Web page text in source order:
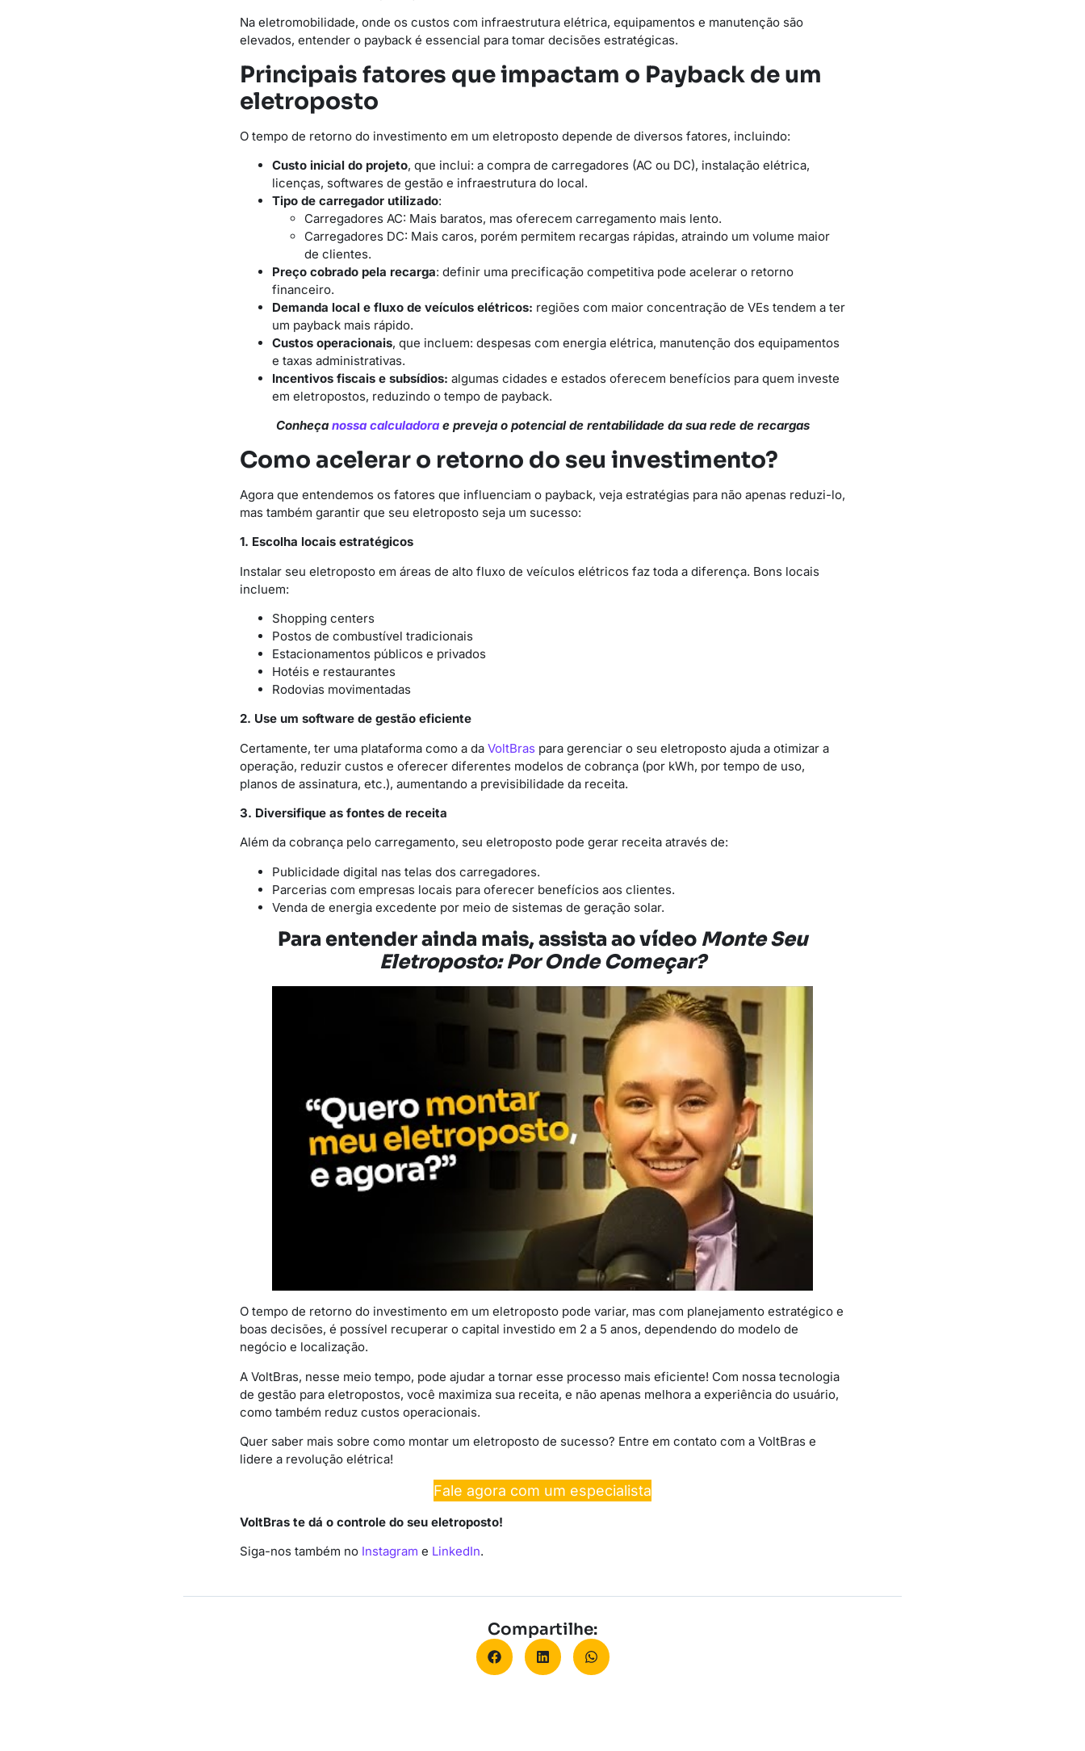
Na eletromobilidade, onde os custos com infraestrutura elétrica, equipamentos e manutenção são
elevados, entender o payback é essencial para tomar decisões estratégicas.
Principais fatores que impactam o Payback de um
eletroposto
O tempo de retorno do investimento em um eletroposto depende de diversos fatores, incluindo:
Custo inicial do projeto, que inclui: a compra de carregadores (AC ou DC), instalação elétrica,
licenças, softwares de gestão e infraestrutura do local.
Tipo de carregador utilizado:
Carregadores AC: Mais baratos, mas oferecem carregamento mais lento.
Carregadores DC: Mais caros, porém permitem recargas rápidas, atraindo um volume maior
de clientes.
Preço cobrado pela recarga: definir uma precificação competitiva pode acelerar o retorno
financeiro.
Demanda local e fluxo de veículos elétricos: regiões com maior concentração de VEs tendem a ter
um payback mais rápido.
Custos operacionais, que incluem: despesas com energia elétrica, manutenção dos equipamentos
e taxas administrativas.
Incentivos fiscais e subsídios: algumas cidades e estados oferecem benefícios para quem investe
em eletropostos, reduzindo o tempo de payback.
Conheça nossa calculadorae preveja o potencial de rentabilidade da sua rede de recargas
Como acelerar o retorno do seu investimento?
Agora que entendemos os fatores que influenciam o payback, veja estratégias para não apenas reduzi-lo,
mas também garantir que seu eletroposto seja um sucesso:
1. Escolha locais estratégicos
Instalar seu eletroposto em áreas de alto fluxo de veículos elétricos faz toda a diferença. Bons locais
incluem:
Shopping centers
Postos de combustível tradicionais
Estacionamentos públicos e privados
Hotéis e restaurantes
Rodovias movimentadas
2. Use um software de gestão eficiente
Certamente, ter uma plataforma como a da VoltBras para gerenciar o seu eletroposto ajuda a otimizar a
operação, reduzir custos e oferecer diferentes modelos de cobrança (por kWh, por tempo de uso,
planos de assinatura, etc.), aumentando a previsibilidade da receita.
3. Diversifique as fontes de receita
Além da cobrança pelo carregamento, seu eletroposto pode gerar receita através de:
Publicidade digital nas telas dos carregadores.
Parcerias com empresas locais para oferecer benefícios aos clientes.
Venda de energia excedente por meio de sistemas de geração solar.
Para entender ainda mais, assista ao vídeo Monte Seu
Eletroposto: Por Onde Começar?
O tempo de retorno do investimento em um eletroposto pode variar, mas com planejamento estratégico e
boas decisões, é possível recuperar o capital investido em 2 a 5 anos, dependendo do modelo de
negócio e localização.
A VoltBras, nesse meio tempo, pode ajudar a tornar esse processo mais eficiente! Com nossa tecnologia
de gestão para eletropostos, você maximiza sua receita, e não apenas melhora a experiência do usuário,
como também reduz custos operacionais.
Quer saber mais sobre como montar um eletroposto de sucesso? Entre em contato com a VoltBras e
lidere a revolução elétrica!
Fale agora com um especialista
VoltBras te dá o controle do seu eletroposto!
Siga-nos também no Instagram e LinkedIn.
Compartilhe: